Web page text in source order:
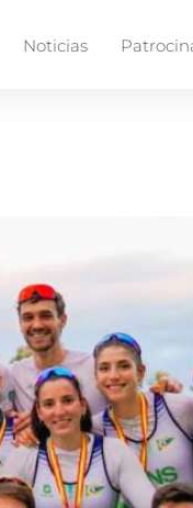
Noticias